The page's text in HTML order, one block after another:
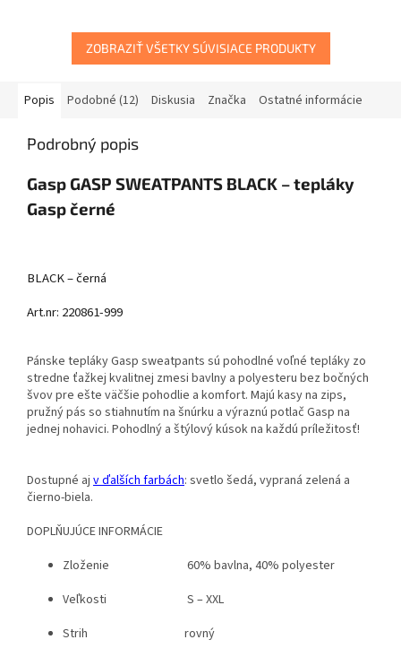
ZOBRAZIŤ VŠETKY SÚVISIACE PRODUKTY
Popis Podobné (12) Diskusia Značka Ostatné informácie
Podrobný popis
Gasp GASP SWEATPANTS BLACK – tepláky
Gasp černé
BLACK – černá
Art.nr: 220861-999
Pánske tepláky Gasp sweatpants sú pohodlné voľné tepláky zo
stredne ťažkej kvalitnej zmesi bavlny a polyesteru bez bočných
švov pre ešte väčšie pohodlie a komfort. Majú kasy na zips,
pružný pás so stiahnutím na šnúrku a výraznú potlač Gasp na
jednej nohavici. Pohodlný a štýlový kúsok na každú príležitosť!
Dostupné aj v ďalších farbách: svetlo šedá, vypraná zelená a
čierno-biela.
DOPLŇUJÚCE INFORMÁCIE
Zloženie 60% bavlna, 40% polyester
Veľkosti S – XXL
Strih rovný